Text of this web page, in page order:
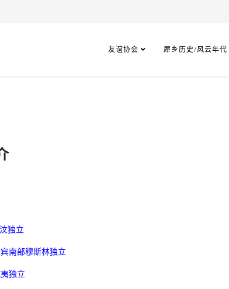
友谊协会 犀乡历史/风云年代
独立
南部穆斯林独立
独立